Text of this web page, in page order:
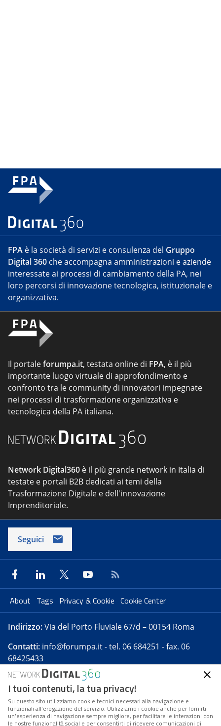
FPA è la società di servizi e consulenza del Gruppo
Digital 360 che accompagna amministrazioni e aziende
interessate ai processi di cambiamento della PA, nei
loro percorsi di innovazione tecnologica, istituzionale e
organizzativa.
Il portaleforumpa.it, testata online di FPA, è il più
importante luogo virtuale di approfondimento e
confronto tra le community di innovatori impegnate
nei processi di trasformazione organizzativa e
tecnologica della PA italiana.
Network Digital360 è il più grande network in Italia di
testate e portali B2B dedicati ai temi della
Trasformazione Digitale e dell'innovazione
Imprenditoriale.
Seguici
About Tags Privacy & Cookie Cookie Center
Indirizzo:Via del Porto Fluviale 67/d – 00154 Roma
Contatti: info@forumpa.it- tel. 06 684251 - fax. 06
68425433
Forumpa.itè una pubblicazione telematica iscritta
presso Registro della stampa del Tribunale di Roma -
Reg. n. 182 del 2 maggio 2008 - Direttore resp. Michela
Stentella
I tuoi contenuti, la tua privacy!
Su questo sito utilizziamo cookie tecnici necessari alla navigazione e
funzionali all’erogazione del servizio. Utilizziamo i cookie anche per fornirti
un’esperienza di navigazione sempre migliore, per facilitare le interazioni con
le nostre funzionalità social e per consentirti di ricevere comunicazioni di